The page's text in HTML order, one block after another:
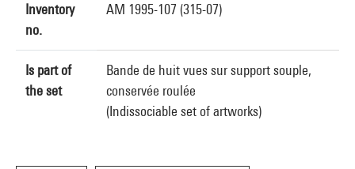
Inventory
no.
AM 1995-107 (315-07)
Is part of
the set
Bande de huit vues sur support souple,
conservée roulée
(Indissociable set of artworks)